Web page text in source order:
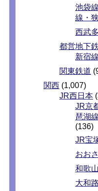
池袋
線・
西武
都営地下鉄
新宿
関東鉄道
関西 (1,007)
JR西日本
JR京
琶湖
(136)
JR宝
おお
和歌
大和